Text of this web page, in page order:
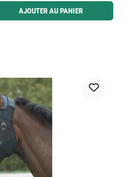
utilisez les boutons pour augmenter ou
AJOUTER AU PANIER